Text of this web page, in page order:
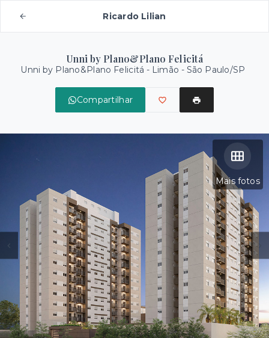
Ricardo Lilian
Unni by Plano&Plano Felicitá
Unni by Plano&Plano Felicitá - Limão - São Paulo/SP
Compartilhar
Mais fotos